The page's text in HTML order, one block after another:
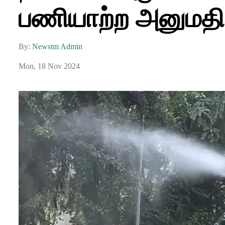
பணியாற்ற
By: Newstm Admin
Mon, 18 Nov 2024